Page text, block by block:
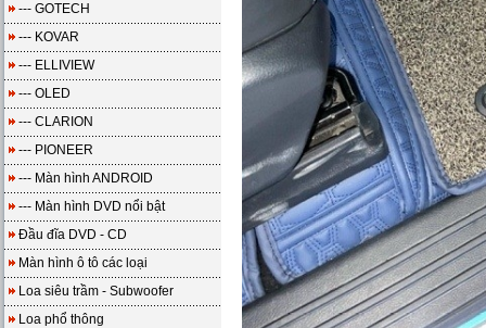
--- GOTECH
--- KOVAR
--- ELLIVIEW
--- OLED
--- CLARION
--- PIONEER
--- Màn hình ANDROID
--- Màn hình DVD nổi bật
Đầu đĩa DVD - CD
Màn hình ô tô các loại
Loa siêu trầm - Subwoofer
Loa phổ thông